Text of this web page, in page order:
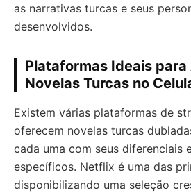
as narrativas turcas e seus
desenvolvidos.
Plataformas Ideais
Novelas Turcas no
Existem várias plataformas de
oferecem novelas turcas
cada uma com seus diferenciais
específicos. Netflix é uma das
disponibilizando uma seleção